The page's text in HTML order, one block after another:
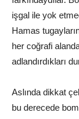
işgal ile yok
Hamas
her coğrafi
adlandırdıkları
Aslında dikkat
bu derecede